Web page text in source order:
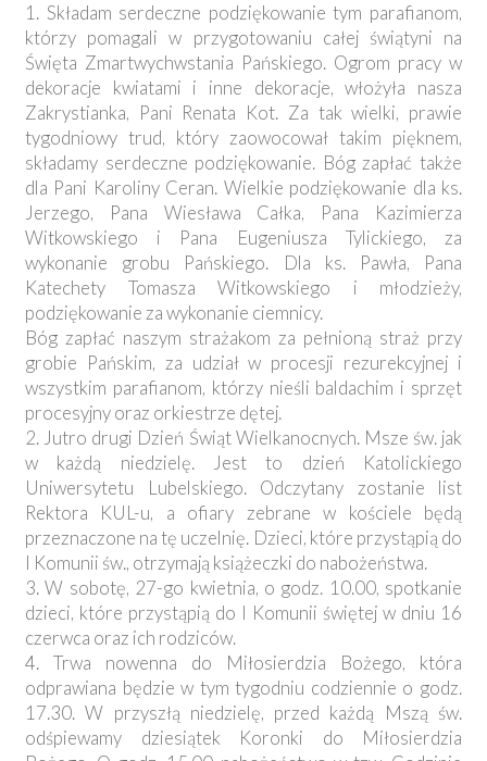
1. Składam serdeczne podziękowanie tym parafianom,
którzy pomagali w przygotowaniu całej świątyni na
Święta Zmartwychwstania Pańskiego. Ogrom pracy w
dekoracje kwiatami i inne dekoracje, włożyła nasza
Zakrystianka, Pani Renata Kot. Za tak wielki, prawie
tygodniowy trud, który zaowocował takim pięknem,
składamy serdeczne podziękowanie. Bóg zapłać także
dla Pani Karoliny Ceran. Wielkie podziękowanie dla ks.
Jerzego, Pana Wiesława Całka, Pana Kazimierza
Witkowskiego i Pana Eugeniusza Tylickiego, za
wykonanie grobu Pańskiego. Dla ks. Pawła, Pana
Katechety Tomasza Witkowskiego i młodzieży,
podziękowanie za wykonanie ciemnicy.
Bóg zapłać naszym strażakom za pełnioną straż przy
grobie Pańskim, za udział w procesji rezurekcyjnej i
wszystkim parafianom, którzy nieśli baldachim i sprzęt
procesyjny oraz orkiestrze dętej.
2. Jutro drugi Dzień Świąt Wielkanocnych. Msze św. jak
w każdą niedzielę. Jest to dzień Katolickiego
Uniwersytetu Lubelskiego. Odczytany zostanie list
Rektora KUL-u, a ofiary zebrane w kościele będą
przeznaczone na tę uczelnię. Dzieci, które przystąpią do
I Komunii św., otrzymają książeczki do nabożeństwa.
3. W sobotę, 27-go kwietnia, o godz. 10.00, spotkanie
dzieci, które przystąpią do I Komunii świętej w dniu 16
czerwca oraz ich rodziców.
4. Trwa nowenna do Miłosierdzia Bożego, która
odprawiana będzie w tym tygodniu codziennie o godz.
17.30. W przyszłą niedzielę, przed każdą Mszą św.
odśpiewamy dziesiątek Koronki do Miłosierdzia